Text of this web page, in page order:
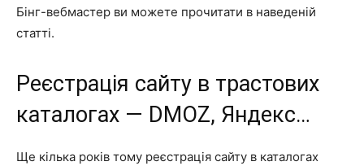
Бінг-вебмастер ви можете прочитати в наведеній
статті.
Реєстрація сайту в трастових
каталогах — DMOZ, Яндекс…
Ще кілька років тому реєстрація сайту в каталогах